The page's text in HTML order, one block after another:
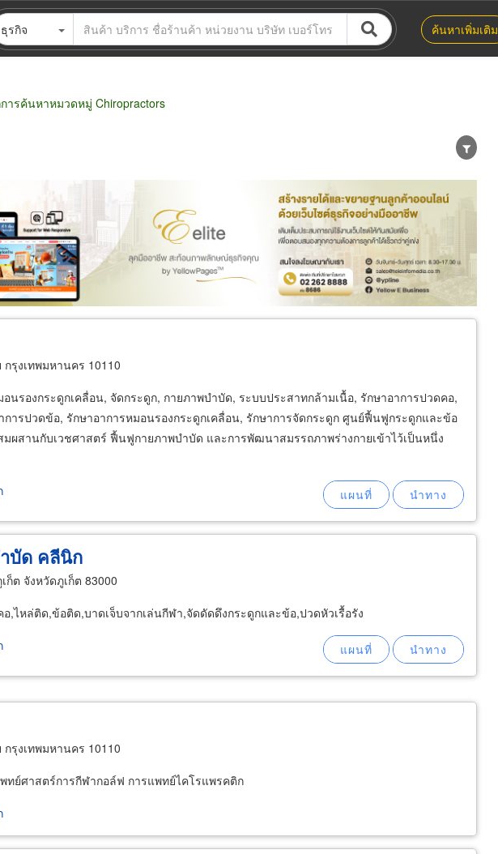
ธุรกิจ ค้นหาเพิ่มเติม
ารค้นหาหมวดหมู่ Chiropractors
ผู้ผลิต ตัวแทนจัดจำหน่าย ผู้ส่งออก/นำเข้า ธุรกิจบริการ
รุงเทพมหานคร 10110
นรองกระดูกเคลื่อน, จัดกระดูก, กายภาพบำบัด, ระบบประสาทกล้ามเนื้อ, รักษาอาการปวดคอ,
การปวดข้อ, รักษาอาการหมอนรองกระดูกเคลื่อน, รักษาการจัดกระดูก ศูนย์ฟื้นฟูกระดูกและข้อ
ผสานกับเวชศาสตร์ ฟื้นฟูกายภาพบำบัด และการพัฒนาสมรรถภาพร่างกายเข้าไว้เป็นหนึ่ง
บัด คลีนิก
ก็ต จังหวัดภูเก็ต 83000
,ไหล่ติด,ข้อติด,บาดเจ็บจากเล่นกีฬา,จัดดัดดึงกระดูกและข้อ,ปวดหัวเรื้อรัง
รุงเทพมหานคร 10110
ทย์ศาสตร์การกีฬากอล์ฟ การแพทย์ไคโรแพรคติก